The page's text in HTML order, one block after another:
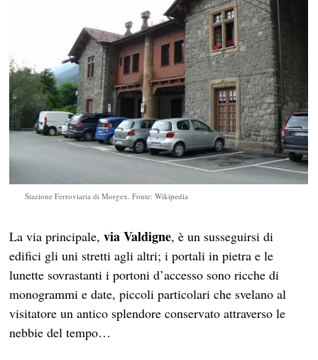
Stazione Ferroviaria di Morgex. Fonte: Wikipedia
La via principale,via Valdigne, è un susseguirsi di
edifici gli uni stretti agli altri; i portali in pietra e le
lunette sovrastanti i portoni d’accesso sono ricche di
monogrammi e date, piccoli particolari che svelano al
visitatore un antico splendore conservato attraverso le
nebbie del tempo…